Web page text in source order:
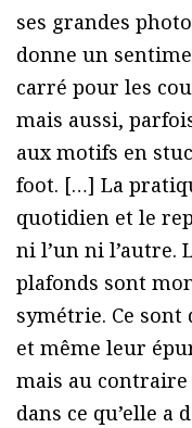
ses grandes
donne un
carré pour les
mais aussi,
aux motifs en
foot. […] La
quotidien et le
ni l’un ni l’autre.
plafonds sont
symétrie. Ce sont
et même leur
mais au contraire
dans ce qu’elle a